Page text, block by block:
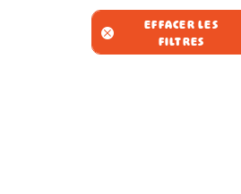
EFFACER LES
FILTRES